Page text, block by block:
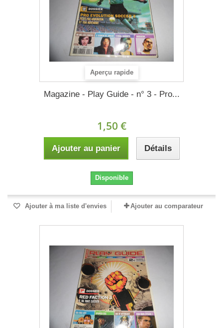
Aperçu rapide
Magazine - Play Guide - n° 3 - Pro...
1,50 €
Ajouter au panier Détails
Disponible
Ajouter à ma liste d'envies Ajouter au comparateur